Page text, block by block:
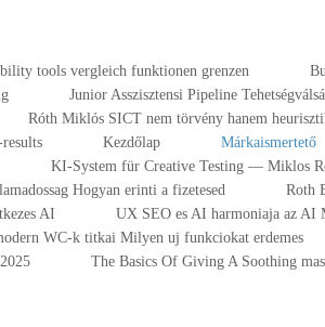
tools vergleich funktionen grenzen
Junior Asszisztensi Pipeline
Róth Miklós SICT nem törvény hanem
Kezdőlap Márkaismertető
KI-System für Creative Testing — Miklos
Hogyan erinti a fizetesed
Roth
AI
UX SEO es AI harmoniaja az AI
WC-k titkai Milyen uj funkciokat erdemes
The Basics Of Giving A Soothing